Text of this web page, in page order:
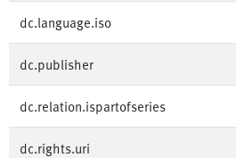
dc.language.iso
dc.publisher
dc.relation.ispartofseries
dc.rights.uri